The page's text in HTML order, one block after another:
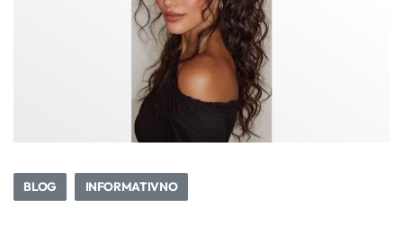
BLOG INFORMATIVNO